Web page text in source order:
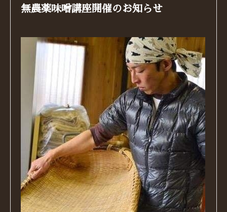
無農薬味噌講座開催のお知らせ